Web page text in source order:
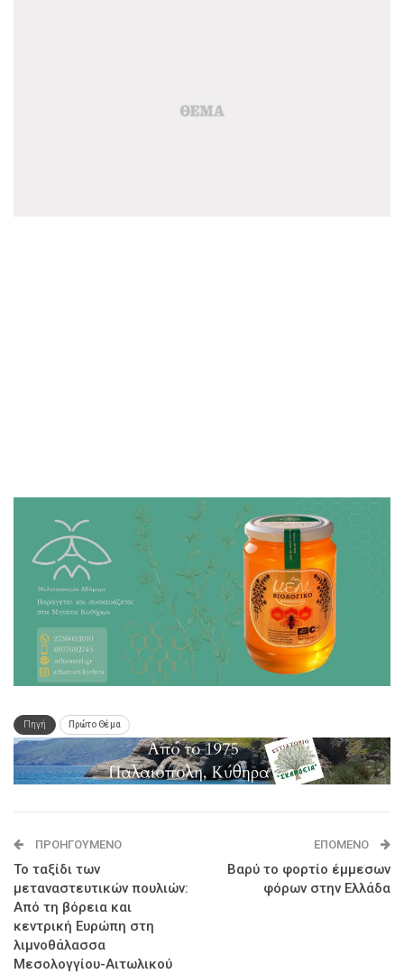
Πηγή Πρώτο Θέμα
ΠΡΟΗΓΟΎΜΕΝΟ
Το ταξίδι των
μεταναστευτικών πουλιών:
Από τη βόρεια και
κεντρική Ευρώπη στη
λιμνοθάλασσα
Μεσολογγίου-Αιτωλικού
ΕΠΌΜΕΝΟ
Βαρύ το φορτίο έμμεσων
φόρων στην Ελλάδα